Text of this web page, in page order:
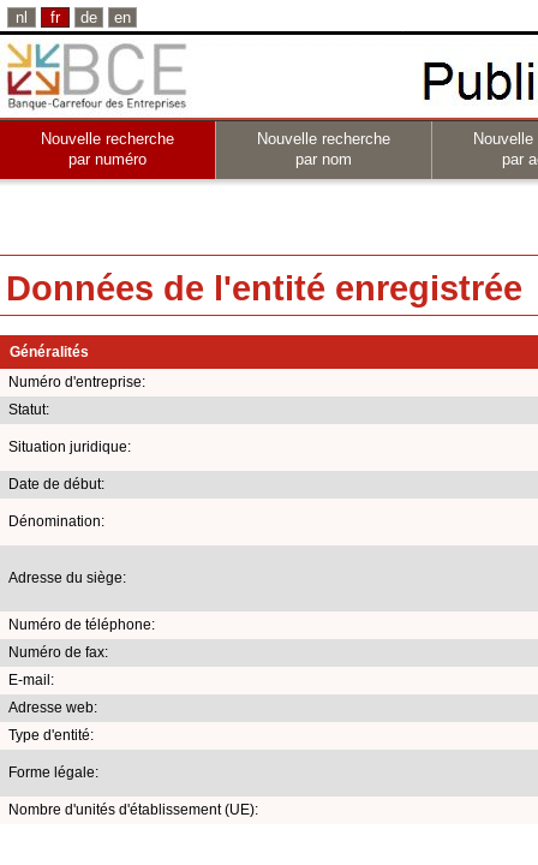
nl fr de en
Nouvelle recherche
par numéro
Nouvelle recherche
par nom
par
Données de l'entité enregistrée
Généralités
Numéro d'entreprise:
Statut:
Situation juridique:
Date de début:
Dénomination:
Adresse du siège:
Numéro de téléphone:
Numéro de fax:
E-mail:
Adresse web:
Type d'entité:
Forme légale:
Nombre d'unités d'établissement (UE):